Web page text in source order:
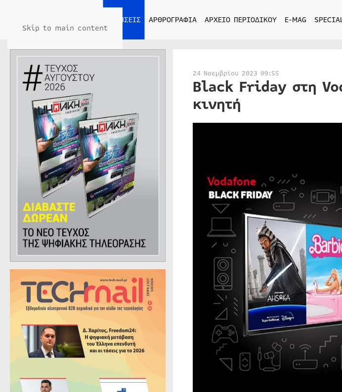
Skip to main content
ΕΙΔΗΣΕΙΣ ΑΡΘΡΟΓΡΑΦΙΑ ΑΡΧΕΙΟ ΠΕΡΙΟΔΙΚΟΥ E-MAG
24 Νοεμβρίου 2023 09:55
Black Friday στη
κινητή